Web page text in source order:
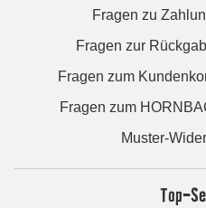
Fragen zu
Fragen zur
Fragen zum
Fragen zum
Muster-
Top-